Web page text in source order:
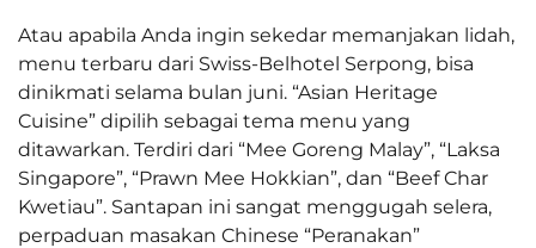
Atau apabila Anda ingin sekedar memanjakan lidah,
menu terbaru dari Swiss-Belhotel Serpong, bisa
dinikmati selama bulan juni. “Asian Heritage
Cuisine” dipilih sebagai tema menu yang
ditawarkan. Terdiri dari “Mee Goreng Malay”, “Laksa
Singapore”, “Prawn Mee Hokkian”, dan “Beef Char
Kwetiau”. Santapan ini sangat menggugah selera,
perpaduan masakan Chinese “Peranakan”